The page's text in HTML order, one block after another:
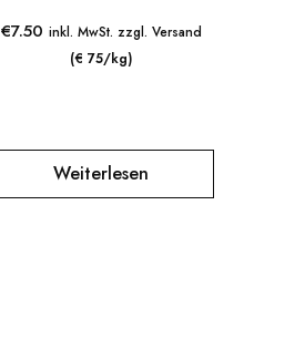
€7.50 inkl. MwSt. zzgl. Versand
(€ 75/kg)
Weiterlesen